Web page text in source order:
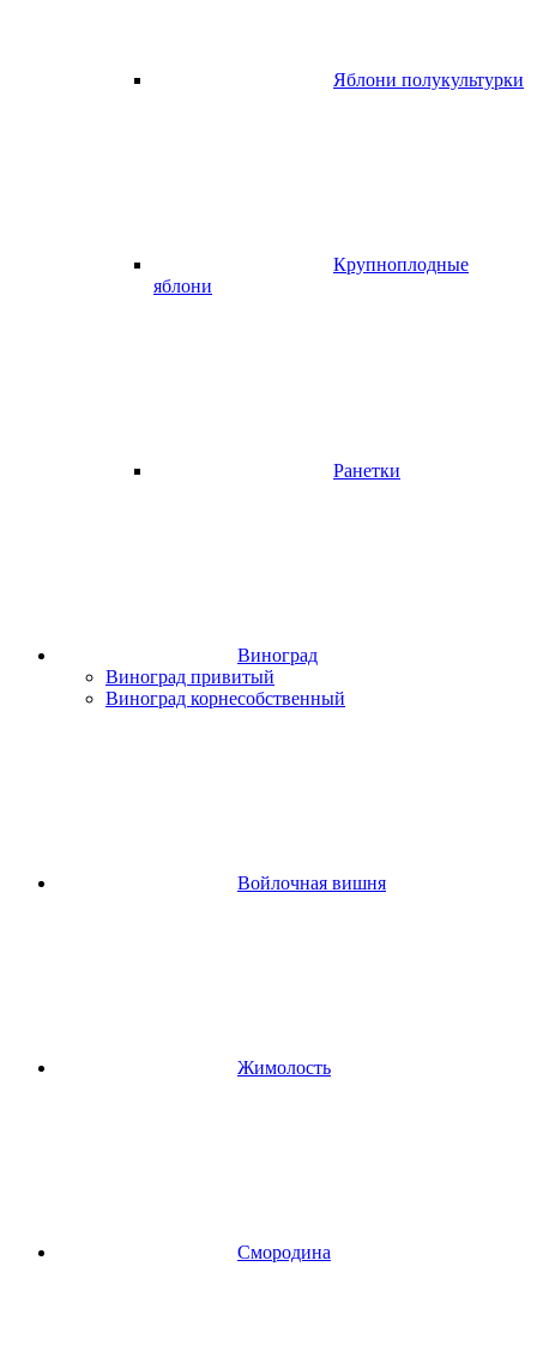
Яблони полукультурки
Крупноплодные
яблони
Ранетки
Виноград
Виноград привитый
Виноград корнесобственный
Войлочная вишня
Жимолость
Смородина